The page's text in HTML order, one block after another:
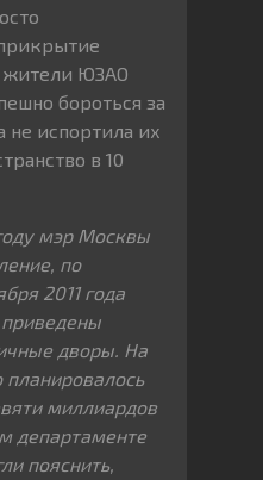
жители ЮЗАО
бороться за
не испортила их
в 10
оду мэр Москвы
по
2011 года
дворы. На
планировалось
миллиардов
департаменте
пояснить,